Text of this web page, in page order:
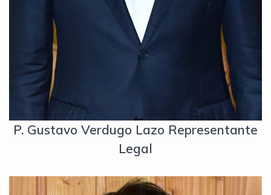
P. Gustavo Verdugo Lazo Representante
Legal